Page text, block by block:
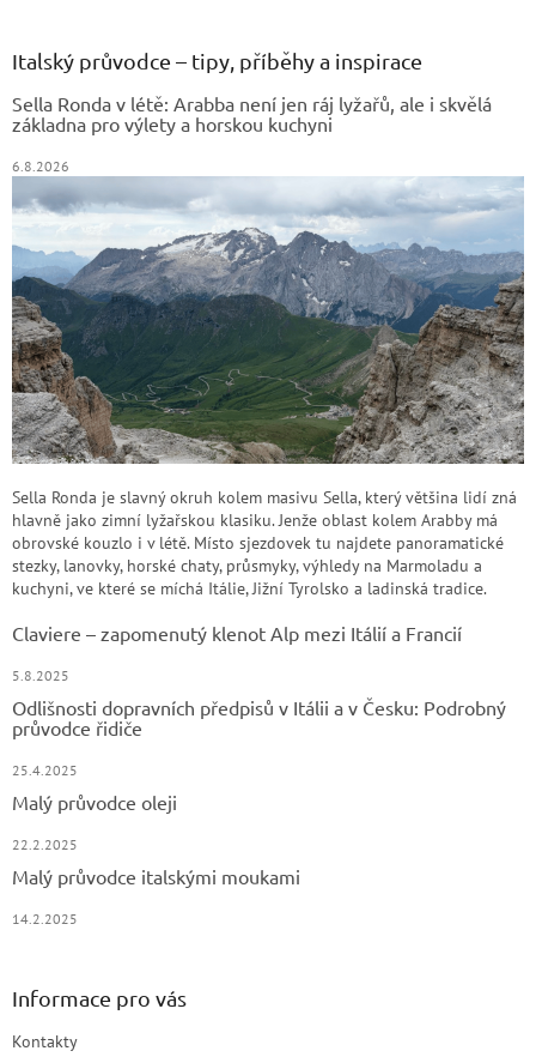
Italský průvodce – tipy, příběhy a inspirace
Sella Ronda v létě: Arabba není jen ráj lyžařů, ale i skvělá
základna pro výlety a horskou kuchyni
6.8.2026
Sella Ronda je slavný okruh kolem masivu Sella, který většina lidí zná
hlavně jako zimní lyžařskou klasiku. Jenže oblast kolem Arabby má
obrovské kouzlo i v létě. Místo sjezdovek tu najdete panoramatické
stezky, lanovky, horské chaty, průsmyky, výhledy na Marmoladu a
kuchyni, ve které se míchá Itálie, Jižní Tyrolsko a ladinská tradice.
Claviere – zapomenutý klenot Alp mezi Itálií a Francií
5.8.2025
Odlišnosti dopravních předpisů v Itálii a v Česku: Podrobný
průvodce řidiče
25.4.2025
Malý průvodce oleji
22.2.2025
Malý průvodce italskými moukami
14.2.2025
Informace pro vás
Kontakty